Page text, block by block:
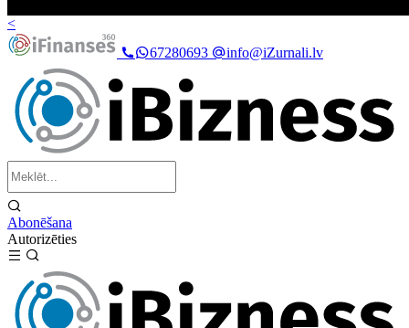
<
67280693
info@iZurnali.lv
Abonēšana
Autorizēties